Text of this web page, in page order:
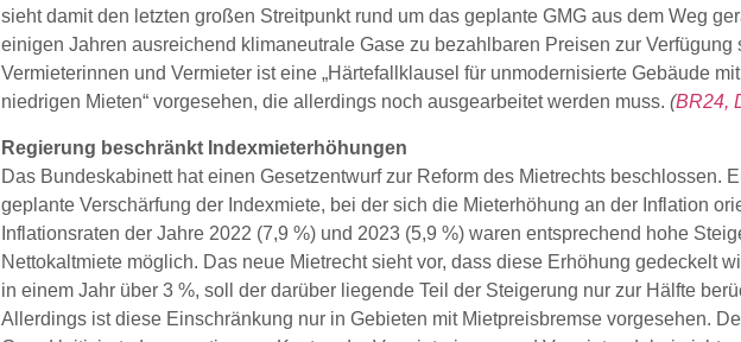
sieht damit den letzten großen Streitpunkt rund um das geplante GMG aus dem Weg
einigen Jahren ausreichend klimaneutrale Gase zu bezahlbaren Preisen zur Verfügung
Vermieterinnen und Vermieter ist eine „Härtefallklausel für unmodernisierte Gebäude
‌niedrigen Mieten“ vorgesehen, die allerdings noch ausgearbeitet werden muss. (BR24,
Regierung beschränkt Indexmieterhöhungen
Das Bundeskabinett hat einen Gesetzentwurf zur Reform des Mietrechts beschlossen.
geplante Verschärfung der Indexmiete, bei der sich die Mieterhöhung an der Inflation
Inflationsraten der Jahre 2022 (7,9 %) und 2023 (5,9 %) waren entsprechend hohe
Nettokaltmiete möglich. Das neue Mietrecht sieht vor, dass diese Erhöhung gedeckelt
in einem Jahr über 3 %, soll der darüber liegende Teil der Steigerung nur zur Hälfte
Allerdings ist diese Einschränkung nur in Gebieten mit Mietpreisbremse vorgesehen.